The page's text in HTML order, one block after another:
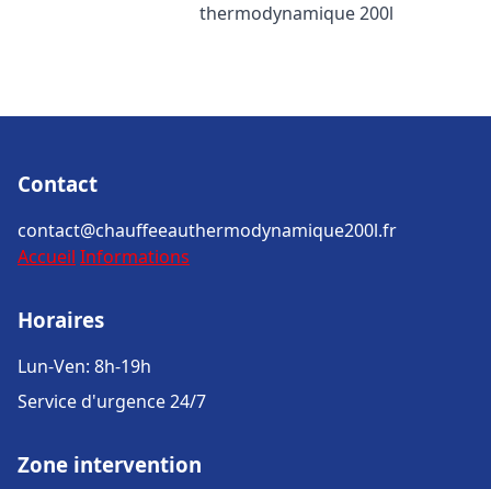
thermodynamique 200l
Contact
contact@chauffeeauthermodynamique200l.fr
Accueil Informations
Horaires
Lun-Ven: 8h-19h
Service d'urgence 24/7
Zone intervention